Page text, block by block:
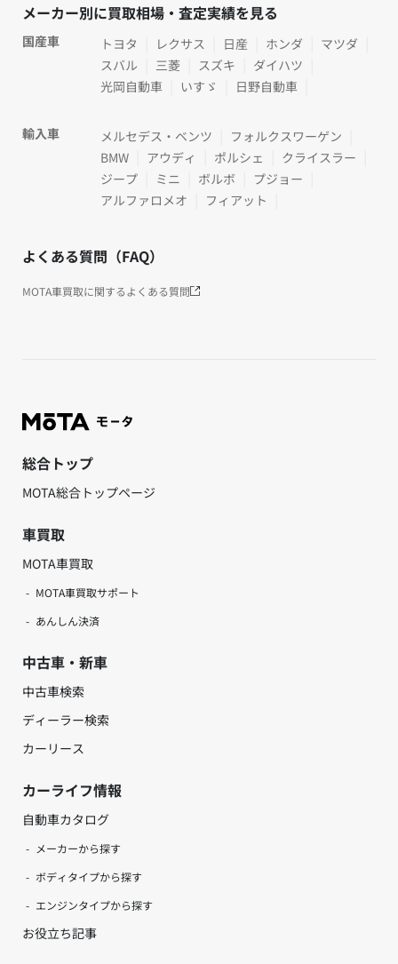
メーカー別に買取相場・査定実績を見る
国産車 トヨタ レクサス 日産 ホンダ
マツダ
スバル
三菱 スズキ
ダイハツ
光岡自動車
いすゞ 日野自動車
輸入車 メルセデス・ベンツ
フォルクスワーゲン
BMW
アウディ ポルシェ
クライスラー
ジープ
ミニ ボルボ
プジョー
アルファロメオ
フィアット
よくある質問（FAQ）
MOTA車買取に関するよくある質問
総合トップ
MOTA総合トップページ
車買取
MOTA車買取
MOTA車買取サポート
あんしん決済
中古車・新車
中古車検索
ディーラー検索
カーリース
カーライフ情報
自動車カタログ
メーカーから探す
ボディタイプから探す
エンジンタイプから探す
お役立ち記事